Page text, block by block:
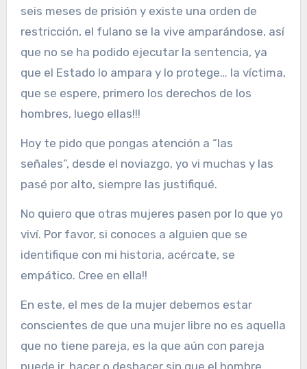
seis meses de prisión y existe una orden de
restricción, el fulano se la vive amparándose, así
que no se ha podido ejecutar la sentencia, ya
que el Estado lo ampara y lo protege… la víctima,
que se espere, primero los derechos de los
hombres, luego ellas!!!
Hoy te pido que pongas atención a “las
señales”, desde el noviazgo, yo vi muchas y las
pasé por alto, siempre las justifiqué.
No quiero que otras mujeres pasen por lo que yo
viví. Por favor, si conoces a alguien que se
identifique con mi historia, acércate, se
empático. Cree en ella!!
En este, el mes de la mujer debemos estar
conscientes de que una mujer libre no es aquella
que no tiene pareja, es la que aún con pareja